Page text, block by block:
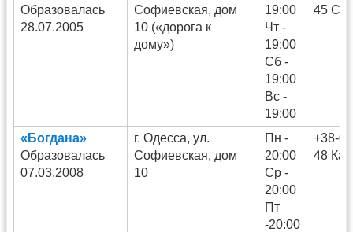
Образовалась
28.07.2005
Софиевская, дом
10 («дорога к
дому»)
19:00
Чт -
19:00
Сб -
19:00
Вс -
19:00
45
«Богдана»
Образовалась
07.03.2008
г. Одесса, ул.
Софиевская, дом
10
Пн -
20:00
Ср -
20:00
Пт
-20:00
+38-
48